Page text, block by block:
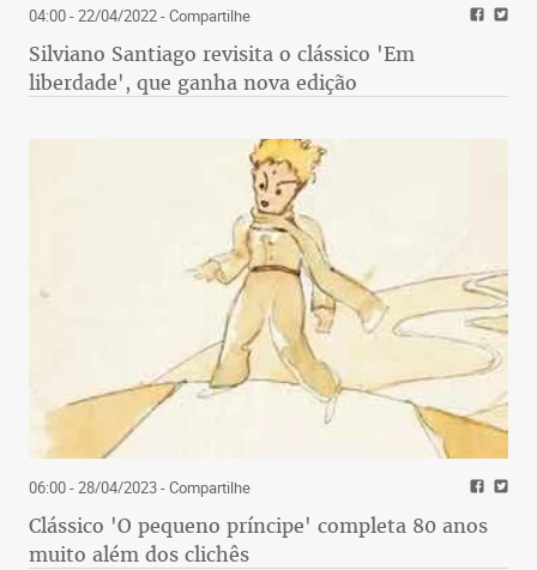
04:00 - 22/04/2022- Compartilhe
Silviano Santiago revisita o clássico 'Em
liberdade', que ganha nova edição
06:00 - 28/04/2023- Compartilhe
Clássico 'O pequeno príncipe' completa 80 anos
muito além dos clichês